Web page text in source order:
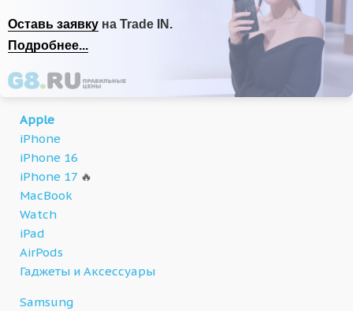
Оставь заявку на Trade IN.
Подробнее...
Apple
iPhone
iPhone 16
iPhone 17 🔥
MacBook
Watch
iPad
AirPods
Гаджеты и Аксессуары
Samsung